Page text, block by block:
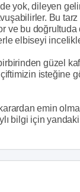
yok, dileyen
Bu
bu doğrultuda
elbiseyi
güzel
isteğine
emin
bilgi için